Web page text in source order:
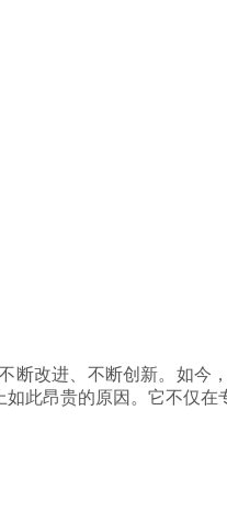
改进、不断创新。如
此昂贵的原因。它不仅